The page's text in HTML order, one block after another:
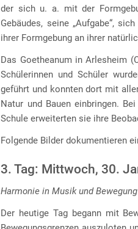
der sich u. a. mit der
Gebäudes, seine „Aufgabe“,
ihrer Formgebung an ihrer
Das Goetheanum in Arlesheim
Schülerinnen und Schüler
geführt und konnten dort mit
Natur und Bauen einbringen.
Schule erweiterten sie ihre
Folgende Bilder dokumentieren
3. Tag: Mittwoch, 30.
Harmonie in Musik und Bewegung
Der heutige Tag begann mit